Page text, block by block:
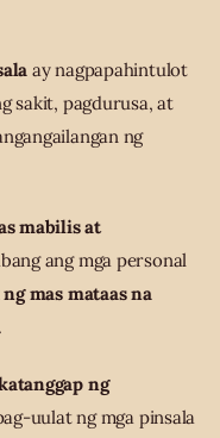
ay nagpapahintulot
sakit, pagdurusa, at
ng
mabilis at
ang mga personal
ng mas mataas na
ng
uulat ng mga pinsala